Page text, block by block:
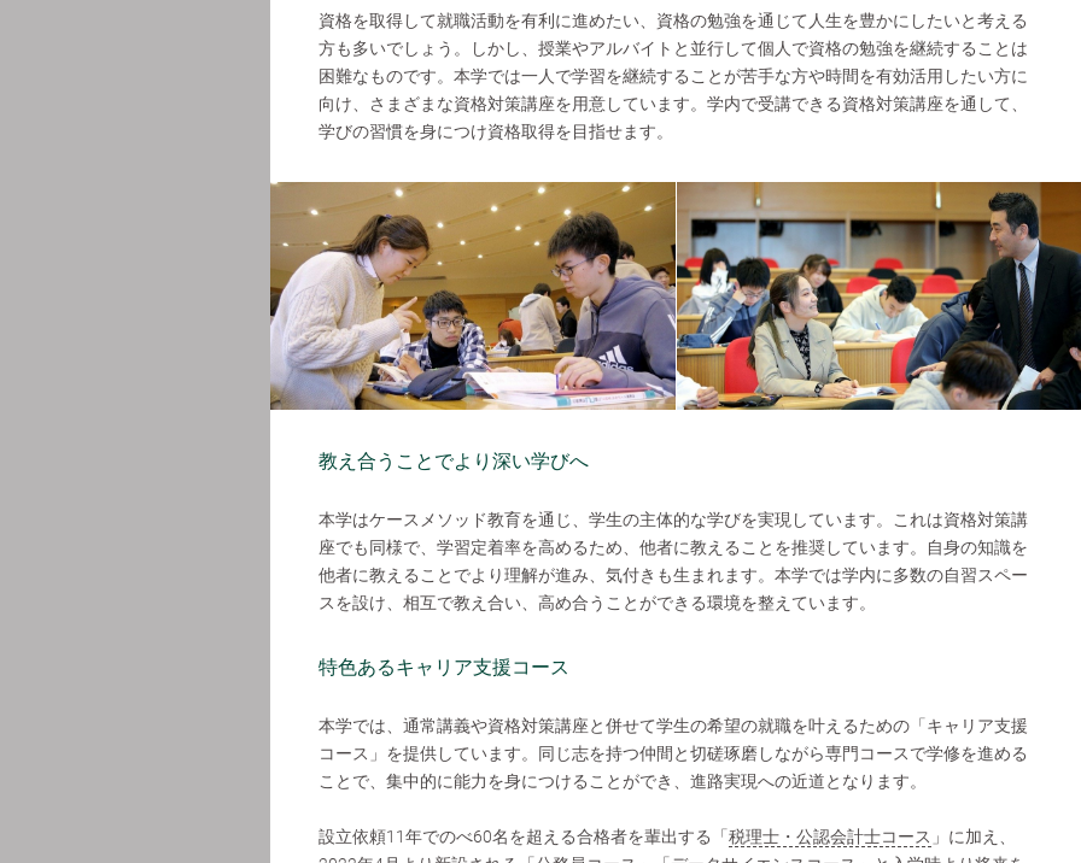
資格を取得して就職活動を有利に進めたい、資格の勉強を通じて人生を豊かにしたいと考える
方も多いでしょう。しかし、授業やアルバイトと並行して個人で資格の勉強を継続することは
困難なものです。本学では一人で学習を継続することが苦手な方や時間を有効活用したい方に
向け、さまざまな資格対策講座を用意しています。学内で受講できる資格対策講座を通して、
学びの習慣を身につけ資格取得を目指せます。
教え合うことでより深い学びへ
本学はケースメソッド教育を通じ、学生の主体的な学びを実現しています。これは資格対策講
座でも同様で、学習定着率を高めるため、他者に教えることを推奨しています。自身の知識を
他者に教えることでより理解が進み、気付きも生まれます。本学では学内に多数の自習スペー
スを設け、相互で教え合い、高め合うことができる環境を整えています。
特色あるキャリア支援コース
本学では、通常講義や資格対策講座と併せて学生の希望の就職を叶えるための「キャリア支援
コース」を提供しています。同じ志を持つ仲間と切磋琢磨しながら専門コースで学修を進める
ことで、集中的に能力を身につけることができ、進路実現への近道となります。
設立依頼11年でのべ60名を超える合格者を輩出する「 税理士・公認会計士コース 」に加え、